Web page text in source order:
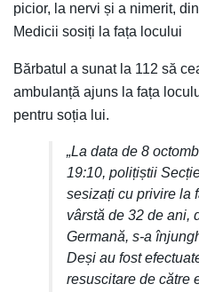
picior, la nervi și a nimerit,
Medicii sosiți la fața locului
Bărbatul a sunat la 112 să
ambulanță ajuns la fața
pentru soția lui.
„La data de 8
19:10, polițiștii
sesizați cu privire la
vârstă de 32 de ani,
Germană, s-a
Deși au fost
resuscitare de către